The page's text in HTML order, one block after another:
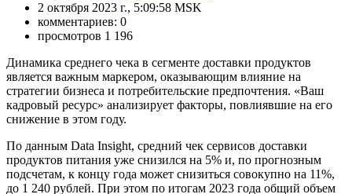
2 октября 2023 г., 5:09:58 MSK
комментариев: 0
просмотров 1 196
Динамика среднего чека в сегменте доставки продуктов
является важным маркером, оказывающим влияние на
стратегии бизнеса и потребительские предпочтения. «Ваш
кадровый ресурс» анализирует факторы, повлиявшие на его
снижение в этом году.
По данным Data Insight, средний чек сервисов доставки
продуктов питания уже снизился на 5% и, по прогнозным
подсчетам, к концу года может снизиться совокупно на 11%,
до 1 240 рублей. При этом по итогам 2023 года общий объем